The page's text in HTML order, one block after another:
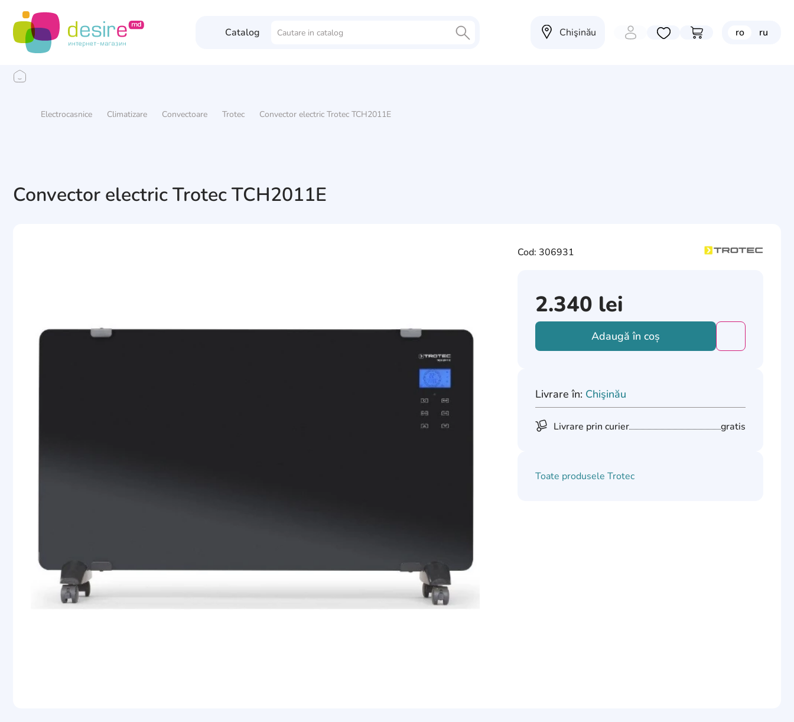
Catalog Chişinău Избранные товары
Перейти в корзину
ro ru
Electrocasnice Climatizare Convectoare Trotec Convector electric Trotec TCH2011E
Convector electric Trotec TCH2011E
Cod: 306931
2.340 lei
Adaugă în coș
Livrare în: Chişinău
Livrare prin curier gratis
Toate produsele Trotec